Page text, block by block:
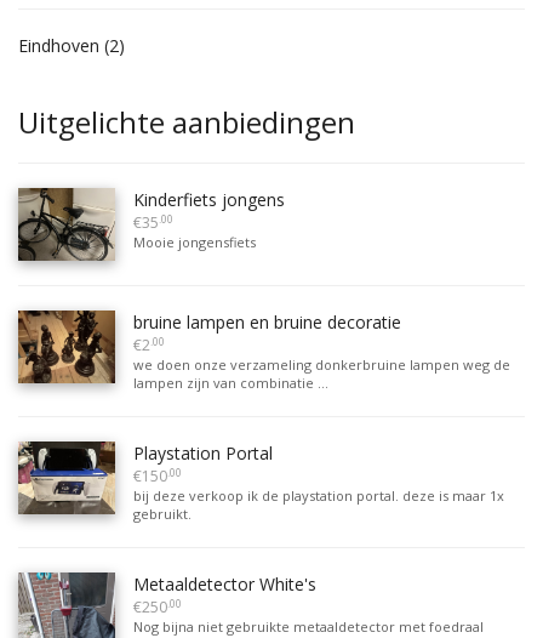
Eindhoven (2)
Uitgelichte aanbiedingen
Kinderfiets jongens
€35.00
Mooie jongensfiets
bruine lampen en bruine decoratie
€2.00
we doen onze verzameling donkerbruine lampen weg de
lampen zijn van combinatie ...
Playstation Portal
€150.00
bij deze verkoop ik de playstation portal. deze is maar 1x
gebruikt.
Metaaldetector White's
€250.00
Nog bijna niet gebruikte metaaldetector met foedraal